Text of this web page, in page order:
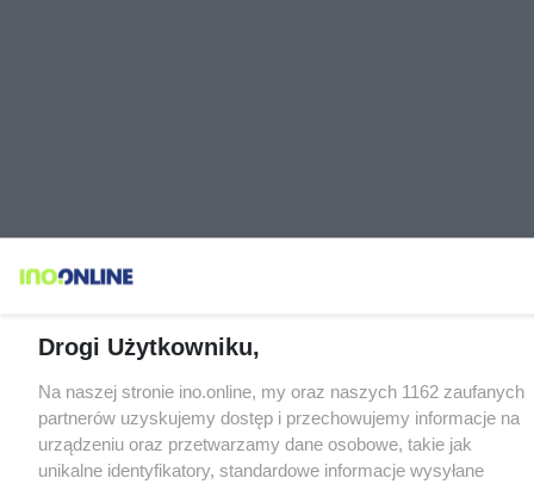
Drogi Użytkowniku,
Na naszej stronie ino.online, my oraz naszych 1162 zaufanych
partnerów uzyskujemy dostęp i przechowujemy informacje na
urządzeniu oraz przetwarzamy dane osobowe, takie jak
unikalne identyfikatory, standardowe informacje wysyłane